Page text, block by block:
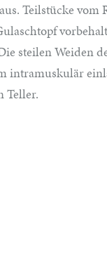
Teilstücke
steilen Weiden
intramuskulär
Teller.